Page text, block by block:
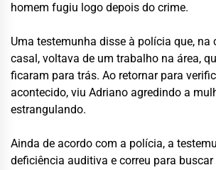
homem fugiu logo depois do crime.
Uma testemunha disse à polícia que, na
casal, voltava de um trabalho na área,
ficaram para trás. Ao retornar para
acontecido, viu Adriano agredindo a
estrangulando.
Ainda de acordo com a polícia, a
deficiência auditiva e correu para buscar